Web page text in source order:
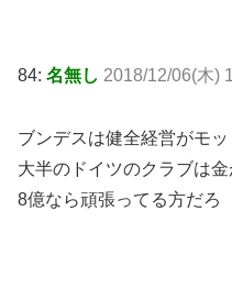
84: 名無し 2018/12/06(木)
ブンデスは健全経営がモ
大半のドイツのクラブは
8億なら頑張ってる方だろ